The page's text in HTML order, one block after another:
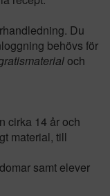
Du
behövs för
och
cirka 14 år och
material, till
samt elever